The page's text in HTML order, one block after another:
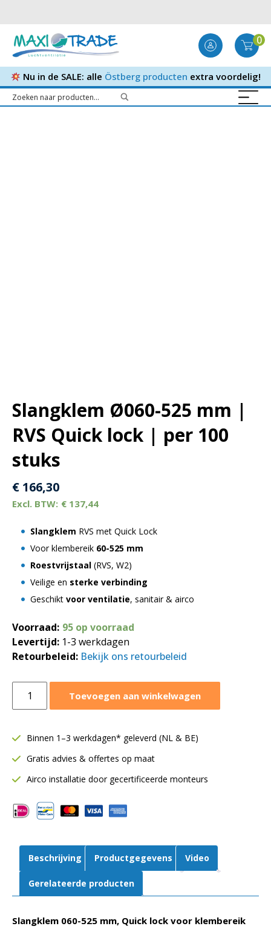
0
Nu in de SALE: alle Östberg producten extra voordelig!
Slangklem Ø060-525 mm |
RVS Quick lock | per 100
stuks
€ 166,30
€ 137,44
Slangklem RVS met Quick Lock
Voor klembereik 60-525 mm
Roestvrijstaal (RVS, W2)
Veilige en sterke verbinding
Geschikt voor ventilatie, sanitair & airco
Voorraad: 95 op voorraad
Levertijd: 1-3 werkdagen
Retourbeleid: Bekijk ons retourbeleid
Ø060-
mm
RVS
Quick
|
per
stuks
aantal
Toevoegen aan winkelwagen
Binnen 1–3 werkdagen* geleverd (NL & BE)
Gratis advies & offertes op maat
Airco installatie door gecertificeerde monteurs
Beschrijving Productgegevens Video
Gerelateerde producten
Slangklem 060-525 mm, Quick lock voor klembereik